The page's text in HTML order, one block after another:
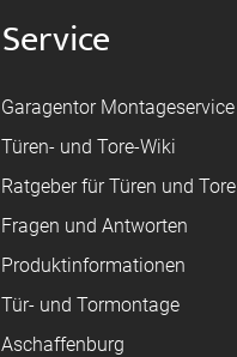
Service
Garagentor Montageservice
Türen- und Tore-Wiki
Ratgeber für Türen und Tore
Fragen und Antworten
Produktinformationen
Tür- und Tormontage
Aschaffenburg